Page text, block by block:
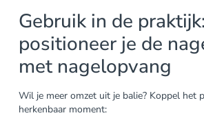
Gebruik in de
positioneer je de
met nagelopvang
Wil je meer omzet uit je balie? Koppel het
herkenbaar moment: